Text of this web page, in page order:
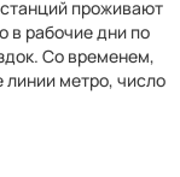
проживают
в рабочие дни по
Со временем,
линии метро, число